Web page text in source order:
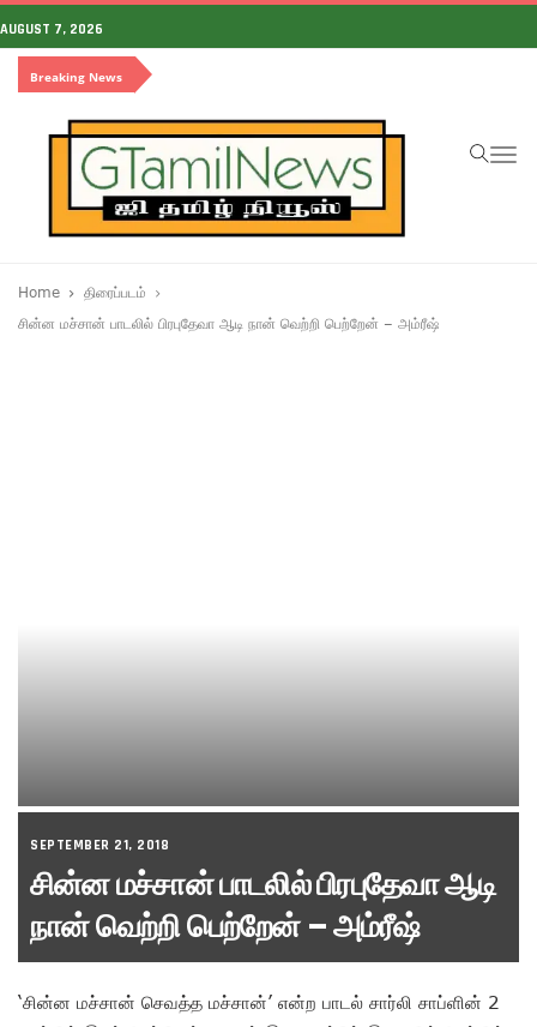
AUGUST 7, 2026
Breaking News
Home
திரைப்படம்
சின்ன மச்சான் பாடலில் பிரபுதேவா ஆடி நான் வெற்றி பெற்றேன் – அம்ரீஷ்
SEPTEMBER 21, 2018
சின்ன மச்சான் பாடலில் பிரபுதேவா ஆடி
நான் வெற்றி பெற்றேன் – அம்ரீஷ்
‘சின்ன மச்சான் செவத்த மச்சான்’ என்ற பாடல் சார்லி சாப்ளின் 2